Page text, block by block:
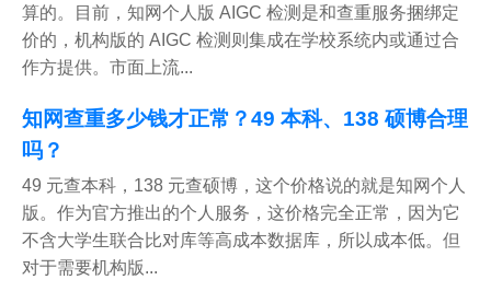
算的。目前，知网个人版 AIGC 检测是和查重服务捆绑定
价的，机构版的 AIGC 检测则集成在学校系统内或通过合
作方提供。市面上流...
知网查重多少钱才正常？49 本科、138 硕博合理
吗？
49 元查本科，138 元查硕博，这个价格说的就是知网个人
版。作为官方推出的个人服务，这价格完全正常，因为它
不含大学生联合比对库等高成本数据库，所以成本低。但
对于需要机构版...